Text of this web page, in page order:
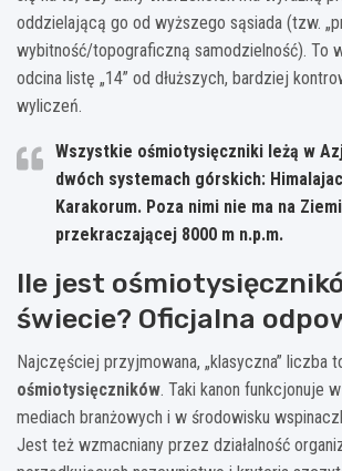
oddzielającą go od wyższego sąsiada (tzw.
wybitność/topograficzną samodzielność). To
odcina listę „14” od dłuższych, bardziej
wyliczeń.
Wszystkie ośmiotysięczniki leżą w
dwóch systemach górskich:
Karakorum. Poza nimi nie ma na
przekraczającej 8000 m n.p.m.
Ile jest
świecie? Oficjalna
Najczęściej przyjmowana, „klasyczna” liczba
ośmiotysięczników. Taki kanon funkcjonuje
mediach branżowych i w środowisku
Jest też wzmacniany przez działalność